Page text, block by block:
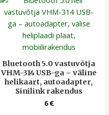
Bluetooth 5.0 vastuvõtja
VHM-314 USB-ga – väline
helikaart, autoadapter,
Sinilink rakendus
6€